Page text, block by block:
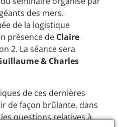
des mers.
de la logistique
présence de Claire
2. La séance sera
& Charles
de ces dernières
de façon brûlante, dans
questions relatives à